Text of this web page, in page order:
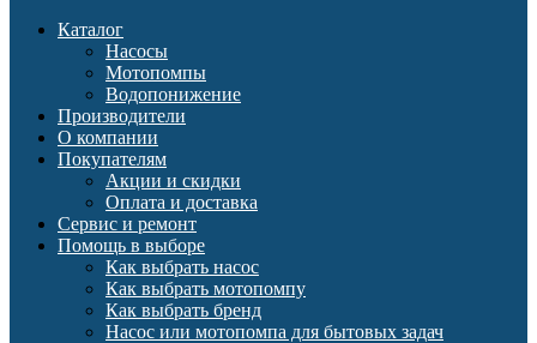
Каталог
Насосы
Мотопомпы
Водопонижение
Производители
О компании
Покупателям
Акции и скидки
Оплата и доставка
Сервис и ремонт
Помощь в выборе
Как выбрать насос
Как выбрать мотопомпу
Как выбрать бренд
Насос или мотопомпа для бытовых задач